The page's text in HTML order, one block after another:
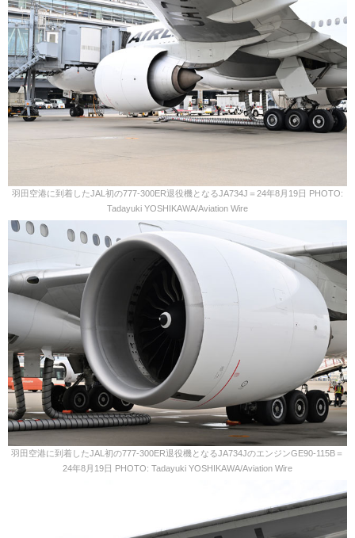
羽田空港に到着したJAL初の777-300ER退役機となるJA734J＝24年8月19日 PHOTO:
Tadayuki YOSHIKAWA/Aviation Wire
羽田空港に到着したJAL初の777-300ER退役機となるJA734JのエンジンGE90-115B＝
24年8月19日 PHOTO: Tadayuki YOSHIKAWA/Aviation Wire